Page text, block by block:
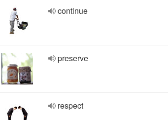
continue
preserve
respect